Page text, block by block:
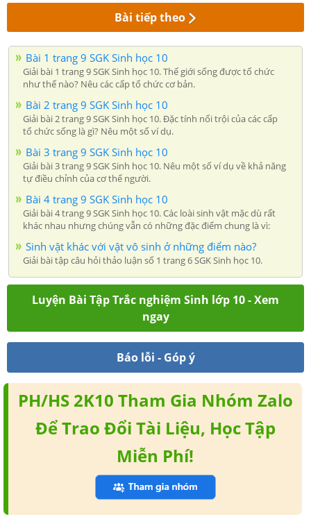
Bài tiếp theo
Bài 1 trang 9 SGK Sinh học 10
Giải bài 1 trang 9 SGK Sinh học 10. Thế giới sống được tổ chức
như thế nào? Nêu các cấp tổ chức cơ bản.
Bài 2 trang 9 SGK Sinh học 10
Giải bài 2 trang 9 SGK Sinh học 10. Đặc tính nổi trội của các cấp
tổ chức sống là gì? Nêu một số ví dụ.
Bài 3 trang 9 SGK Sinh học 10
Giải bài 3 trang 9 SGK Sinh học 10. Nêu một số ví dụ về khả năng
tự điều chỉnh của cơ thể người.
Bài 4 trang 9 SGK Sinh học 10
Giải bài 4 trang 9 SGK Sinh học 10. Các loài sinh vật mặc dù rất
khác nhau nhưng chúng vẫn có những đặc điểm chung là vì:
Sinh vật khác với vật vô sinh ở những điểm nào?
Giải bài tập câu hỏi thảo luận số 1 trang 6 SGK Sinh học 10.
Luyện Bài Tập Trắc nghiệm Sinh lớp 10 - Xem
ngay
Báo lỗi - Góp ý
PH/HS 2K10 Tham Gia Nhóm Zalo
Để Trao Đổi Tài Liệu, Học Tập
Miễn Phí!